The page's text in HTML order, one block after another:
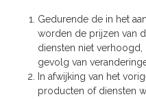
Gedurende de in het
worden de prijzen van
diensten niet
gevolg van
In afwijking van het
producten of diensten